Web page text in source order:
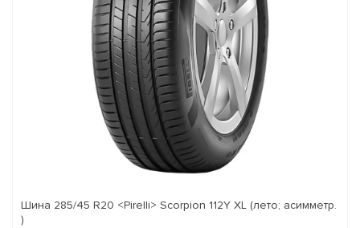
Шина 285/45 R20 <Pirelli> Scorpion 112Y XL (лето; асимметр.
)